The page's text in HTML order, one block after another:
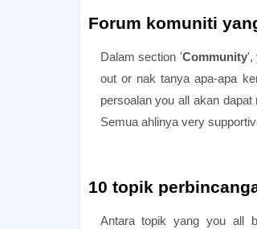
Forum komuniti
Dalam section 'Community',
out or nak tanya apa-apa
persoalan you all akan
Semua ahlinya very
10 topik
Antara topik yang you all